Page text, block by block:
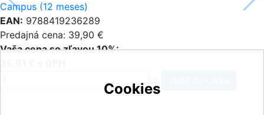
Campus (12 meses)
EAN: 9788419236289
Predajná cena: 39,90 €
Vaša cena so zľavou 10%:
Cookies